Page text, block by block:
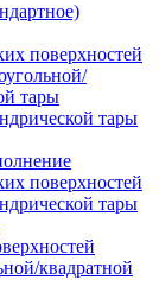
поверхностей
тары
тары
поверхностей
тары
квадратной